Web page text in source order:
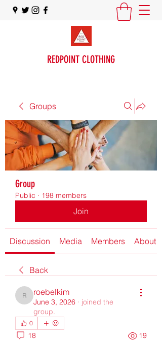
REDPOINT CLOTHING
Groups
Group
Public · 198 members
Join
Discussion Media Members About
Back
roebelkim
roebelkim
June 3, 2026 · joined the
group.
0
18 19